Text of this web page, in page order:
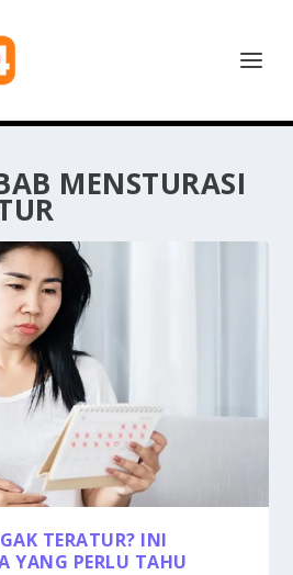
MENSTURASI
TERATUR? INI
YANG PERLU TAHU